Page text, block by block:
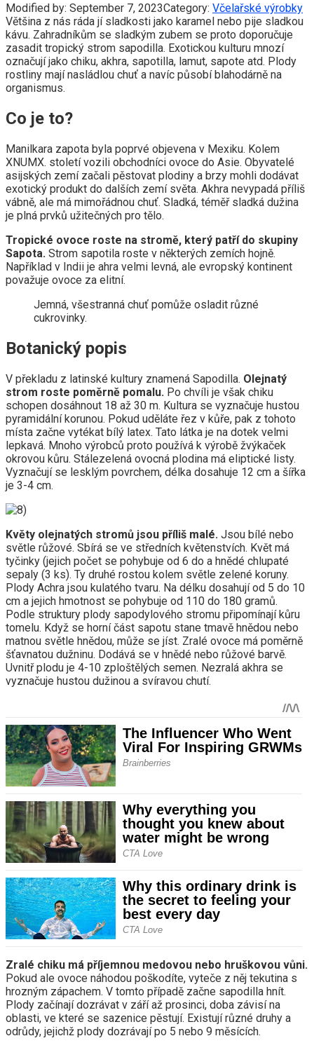
Modified by: September 7, 2023Category: Včelařské výrobky
Většina z nás ráda jí sladkosti jako karamel nebo pije sladkou
kávu. Zahradníkům se sladkým zubem se proto doporučuje
zasadit tropický strom sapodilla. Exotickou kulturu mnozí
označují jako chiku, akhra, sapotilla, lamut, sapote atd. Plody
rostliny mají nasládlou chuť a navíc působí blahodárně na
organismus.
Co je to?
Manilkara zapota byla poprvé objevena v Mexiku. Kolem
XNUMX. století vozili obchodníci ovoce do Asie. Obyvatelé
asijských zemí začali pěstovat plodiny a brzy mohli dodávat
exotický produkt do dalších zemí světa. Akhra nevypadá příliš
vábně, ale má mimořádnou chuť. Sladká, téměř sladká dužina
je plná prvků užitečných pro tělo.
Tropické ovoce roste na stromě, který patří do skupiny
Sapota. Strom sapotila roste v některých zemích hojně.
Například v Indii je ahra velmi levná, ale evropský kontinent
považuje ovoce za elitní.
Jemná, všestranná chuť pomůže osladit různé
cukrovinky.
Botanický popis
V překladu z latinské kultury znamená Sapodilla. Olejnatý
strom roste poměrně pomalu. Po chvíli je však chiku
schopen dosáhnout 18 až 30 m. Kultura se vyznačuje hustou
pyramidální korunou. Pokud uděláte řez v kůře, pak z tohoto
místa začne vytékat bílý latex. Tato látka je na dotek velmi
lepkavá. Mnoho výrobců proto používá k výrobě žvýkaček
okrovou kůru. Stálezelená ovocná plodina má eliptické listy.
Vyznačují se lesklým povrchem, délka dosahuje 12 cm a šířka
je 3-4 cm.
Květy olejnatých stromů jsou příliš malé. Jsou bílé nebo
světle růžové. Sbírá se ve středních květenstvích. Květ má
tyčinky (jejich počet se pohybuje od 6 do a hnědé chlupaté
sepaly (3 ks). Ty druhé rostou kolem světle zelené koruny.
Plody Achra jsou kulatého tvaru. Na délku dosahují od 5 do 10
cm a jejich hmotnost se pohybuje od 110 do 180 gramů.
Podle struktury plody sapodylového stromu připomínají kůru
tomelu. Když se horní část sapotu stane tmavě hnědou nebo
matnou světle hnědou, může se jíst. Zralé ovoce má poměrně
šťavnatou dužninu. Dodává se v hnědé nebo růžové barvě.
Uvnitř plodu je 4-10 zploštělých semen. Nezralá akhra se
vyznačuje hustou dužinou a svíravou chutí.
Zralé chiku má příjemnou medovou nebo hruškovou vůni.
Pokud ale ovoce náhodou poškodíte, vyteče z něj tekutina s
hrozným zápachem. V tomto případě začne sapodilla hnít.
Plody začínají dozrávat v září až prosinci, doba závisí na
oblasti, ve které se sazenice pěstují. Existují různé druhy a
odrůdy, jejichž plody dozrávají po 5 nebo 9 měsících.